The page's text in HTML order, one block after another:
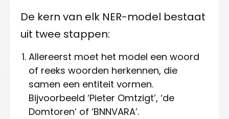
De kern van elk NER-model bestaat
uit twee stappen:
Allereerst moet het model een woord
of reeks woorden herkennen, die
samen een entiteit vormen.
Bijvoorbeeld ‘Pieter Omtzigt’, ‘de
Domtoren’ of ‘BNNVARA’.